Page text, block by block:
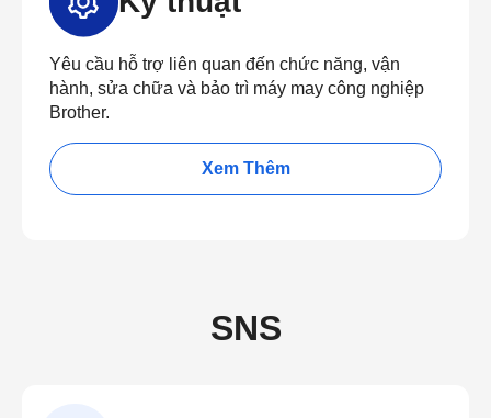
Yêu cầu hỗ trợ liên quan đến chức năng, vận
hành, sửa chữa và bảo trì máy may công nghiệp
Brother.
Xem Thêm
SNS